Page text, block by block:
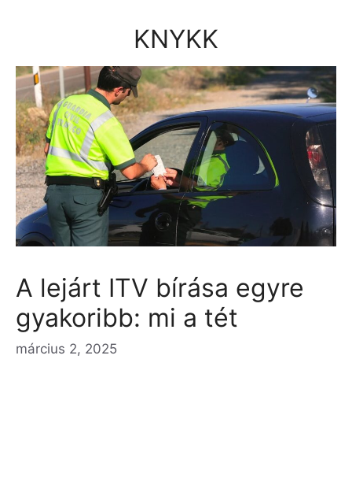
KNYKK
A lejárt ITV bírása egyre
gyakoribb: mi a tét
március 2, 2025